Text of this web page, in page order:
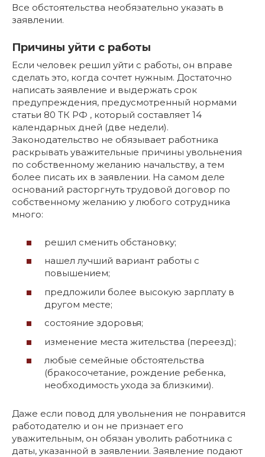
Все обстоятельства необязательно указать в
заявлении.
Причины уйти с работы
Если человек решил уйти с работы, он вправе
сделать это, когда сочтет нужным. Достаточно
написать заявление и выдержать срок
предупреждения, предусмотренный нормами
статьи 80 ТК РФ , который составляет 14
календарных дней (две недели).
Законодательство не обязывает работника
раскрывать уважительные причины увольнения
по собственному желанию начальству, а тем
более писать их в заявлении. На самом деле
оснований расторгнуть трудовой договор по
собственному желанию у любого сотрудника
много:
решил сменить обстановку;
нашел лучший вариант работы с
повышением;
предложили более высокую зарплату в
другом месте;
состояние здоровья;
изменение места жительства (переезд);
любые семейные обстоятельства
(бракосочетание, рождение ребенка,
необходимость ухода за близкими).
Даже если повод для увольнения не понравится
работодателю и он не признает его
уважительным, он обязан уволить работника с
даты, указанной в заявлении. Заявление подают